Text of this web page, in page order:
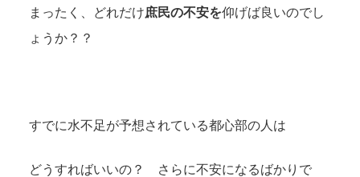
まったく、どれだけ庶民の不安を仰げば良いのでし
ょうか？？
すでに水不足が予想されている都心部の人は
どうすればいいの？ さらに不安になるばかりで